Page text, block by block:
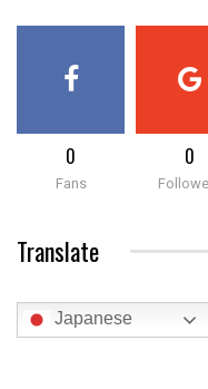
0
Fans
0
Translate
Japanese